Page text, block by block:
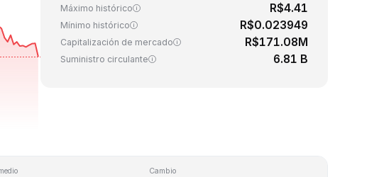
Máximo histórico R$4.41
Mínimo histórico R$0.023949
Capitalización de mercado R$171.08M
Suministro circulante 6.81 B
Cambio